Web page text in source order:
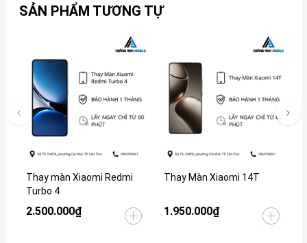
SẢN PHẨM TƯƠNG TỰ
Thay màn Xiaomi Redmi
Turbo 4
2.500.000₫
Thay Màn Xiaomi 14T
1.950.000₫